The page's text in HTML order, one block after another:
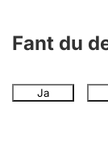
Fant du
Ja